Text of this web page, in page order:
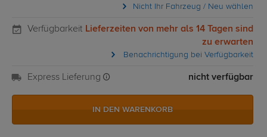
Nicht Ihr Fahrzeug / Neu wählen
Verfügbarkeit Lieferzeiten von mehr als 14 Tagen sind
zu erwarten
Benachrichtigung bei Verfügbarkeit
Express Lieferung nicht verfügbar
IN DEN WARENKORB